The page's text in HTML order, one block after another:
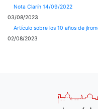
Nota Clarín 14/09/2022
03/08/2023
Artículo sobre los 10 años de
02/08/2023